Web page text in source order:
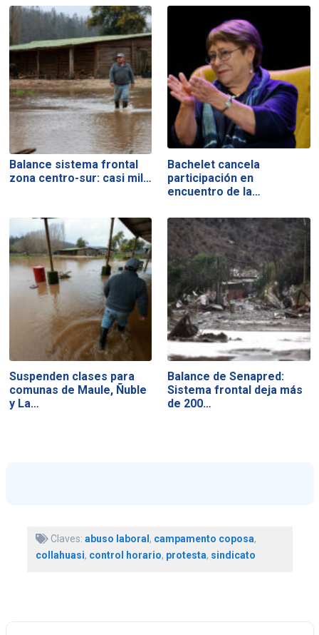
Balance sistema frontal
zona centro-sur: casi mil…
Bachelet cancela
participación en
encuentro de la…
Suspenden clases para
comunas de Maule, Ñuble
y La…
Balance de Senapred:
Sistema frontal deja más
de 200…
Claves: abuso laboral, campamento coposa,
collahuasi, control horario, protesta, sindicato